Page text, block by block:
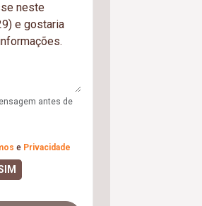
antes de
e Privacidade